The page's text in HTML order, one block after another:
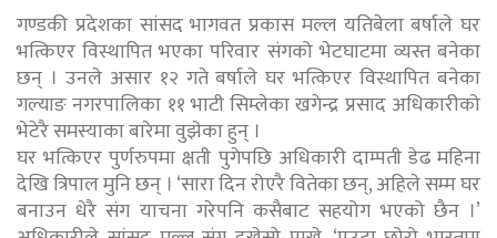
गण्डकी प्रदेशका सांसद भागवत प्रकास मल्ल यतिबेला बर्षाले घर
भत्किएर विस्थापित भएका परिवार संगको भेटघाटमा व्यस्त बनेका
छन् । उनले असार १२ गते बर्षाले घर भत्किएर विस्थापित बनेका
गल्याङ नगरपालिका ११ भाटी सिम्लेका खगेन्द्र प्रसाद अधिकारीको
भेटेरै समस्याका बारेमा वुझेका हुन् ।
घर भत्किएर पुर्णरुपमा क्षती पुगेपछि अधिकारी दाम्पती डेढ महिना
देखि त्रिपाल मुनि छन् । ‘सारा दिन रोएरै वितेका छन्, अहिले सम्म घर
बनाउन धेरै संग याचना गरेपनि कसैबाट सहयोग भएको छैन ।’